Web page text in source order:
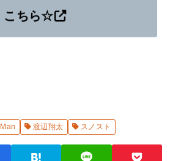
こちら☆
渡辺翔太 スノスト